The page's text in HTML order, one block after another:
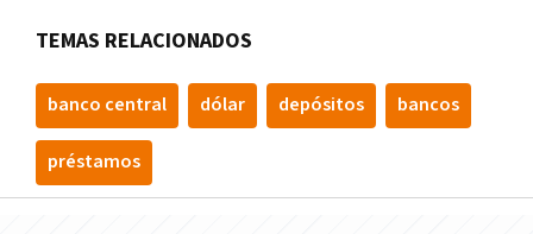
TEMAS RELACIONADOS
banco central dólar depósitos bancos
préstamos